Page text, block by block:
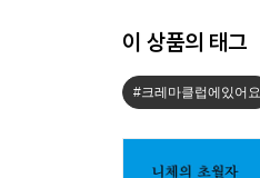
이 상품의 태그
#크레마클럽에있어요